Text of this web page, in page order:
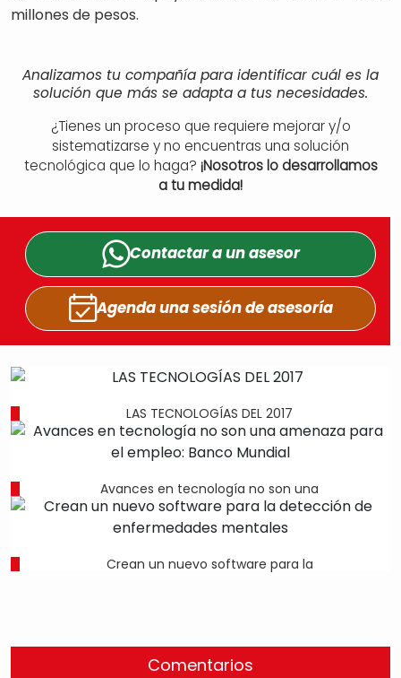
millones de pesos.
Analizamos tu compañía para identificar cuál es la
solución que más se adapta a tus necesidades.
¿Tienes un proceso que requiere mejorar y/o
sistematizarse y no encuentras una solución
tecnológica que lo haga? ¡Nosotros lo desarrollamos
a tu medida!
Contactar a unasesor
Agenda una sesiónde asesoría
LAS TECNOLOGÍAS DEL 2017
Avances en tecnología no son una
Crean un nuevo software para la
Comentarios